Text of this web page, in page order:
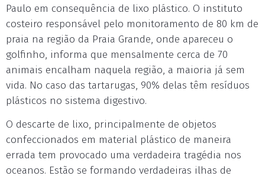
Paulo em consequência de lixo plástico. O instituto
costeiro responsável pelo monitoramento de 80 km de
praia na região da Praia Grande, onde apareceu o
golfinho, informa que mensalmente cerca de 70
animais encalham naquela região, a maioria já sem
vida. No caso das tartarugas, 90% delas têm resíduos
plásticos no sistema digestivo.
O descarte de lixo, principalmente de objetos
confeccionados em material plástico de maneira
errada tem provocado uma verdadeira tragédia nos
oceanos. Estão se formando verdadeiras ilhas de